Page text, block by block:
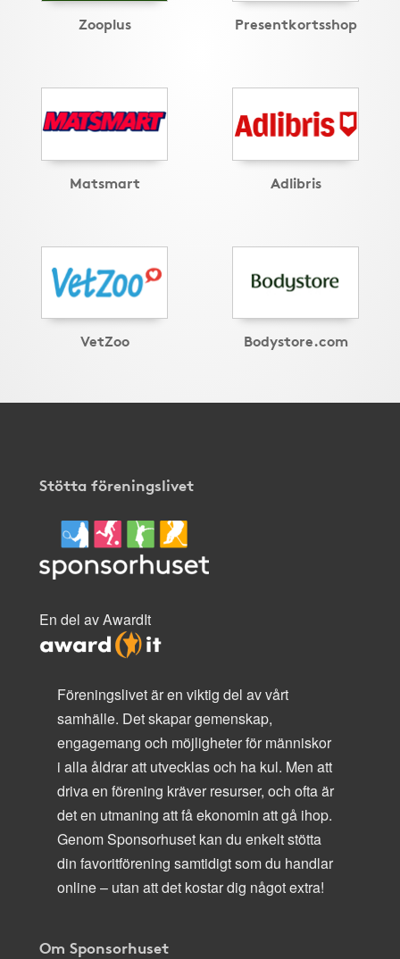
Zooplus Presentkortsshop
Matsmart Adlibris
VetZoo Bodystore.com
Stötta föreningslivet
En del av AwardIt
Föreningslivet är en viktig del av vårt
samhälle. Det skapar gemenskap,
engagemang och möjligheter för människor
i alla åldrar att utvecklas och ha kul. Men att
driva en förening kräver resurser, och ofta är
det en utmaning att få ekonomin att gå ihop.
Genom Sponsorhuset kan du enkelt stötta
din favoritförening samtidigt som du handlar
online – utan att det kostar dig något extra!
Om Sponsorhuset